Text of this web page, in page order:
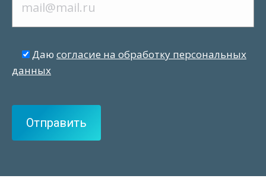
Даю согласие на обработку персональных
данных